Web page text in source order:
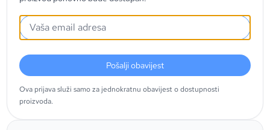
Pošalji obavijest
Ova prijava služi samo za jednokratnu obavijest o dostupnosti
proizvoda.